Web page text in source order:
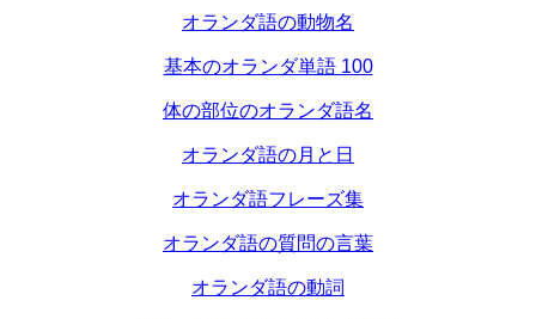
オランダ語の動物名
基本のオランダ単語 100
体の部位のオランダ語名
オランダ語の月と日
オランダ語フレーズ集
オランダ語の質問の言葉
オランダ語の動詞